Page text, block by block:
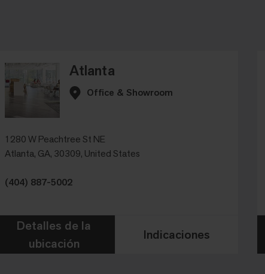
Atlanta
Office & Showroom
1280 W Peachtree St NE
Atlanta, GA, 30309, United States
(404) 887-5002
Detalles de la
ubicación
Indicaciones